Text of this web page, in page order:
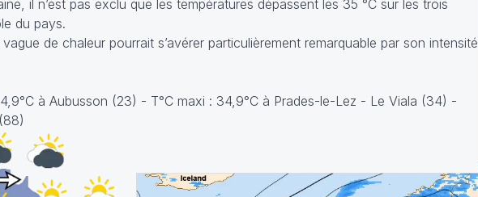
il n’est pas exclu que les températures dépassent les 35 °C sur les trois
du pays.
de chaleur pourrait s’avérer particulièrement remarquable par son intensité
4,9°C à Aubusson (23) - T°C maxi : 34,9°C à Prades-le-Lez - Le Viala (34) -